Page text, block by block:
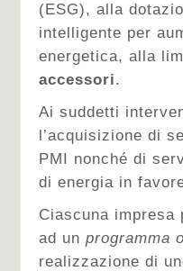
(ESG), alla
intelligente per
energetica, alla
accessori.
Ai suddetti
l’acquisizione di
PMI nonché di
di energia in
Ciascuna impresa
ad un programma
realizzazione di